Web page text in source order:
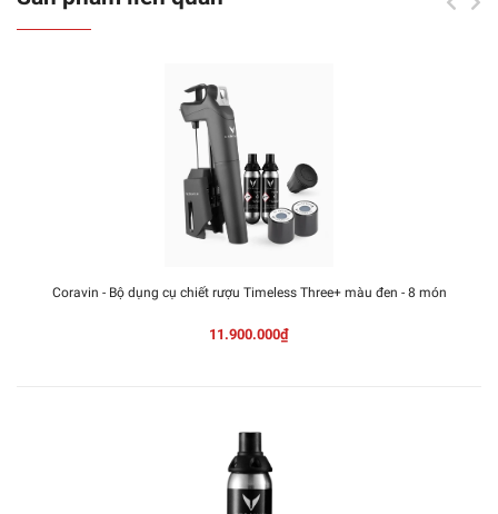
Coravin - Bộ dụng cụ chiết rượu Timeless Three+ màu đen - 8 món
11.900.000₫